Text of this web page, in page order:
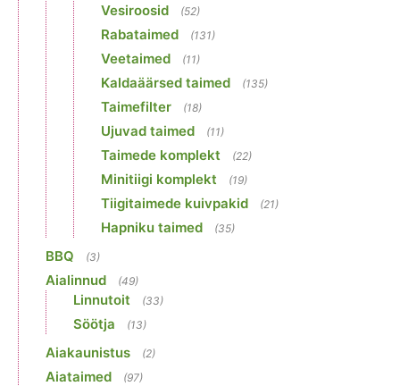
Vesiroosid (52)
Rabataimed (131)
Veetaimed (11)
Kaldaäärsed taimed (135)
Taimefilter (18)
Ujuvad taimed (11)
Taimede komplekt (22)
Minitiigi komplekt (19)
Tiigitaimede kuivpakid (21)
Hapniku taimed (35)
BBQ (3)
Aialinnud (49)
Linnutoit (33)
Söötja (13)
Aiakaunistus (2)
Aiataimed (97)